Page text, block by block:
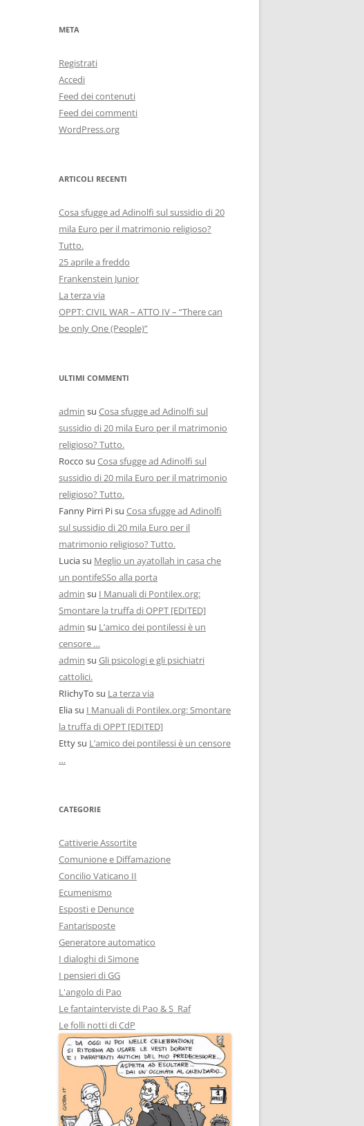
META
Registrati
Accedi
Feed dei contenuti
Feed dei commenti
WordPress.org
ARTICOLI RECENTI
Cosa sfugge ad Adinolfi sul sussidio di 20
mila Euro per il matrimonio religioso?
Tutto.
25 aprile a freddo
Frankenstein Junior
La terza via
OPPT: CIVIL WAR – ATTO IV – “There can
be only One (People)”
ULTIMI COMMENTI
admin su Cosa sfugge ad Adinolfi sul
sussidio di 20 mila Euro per il matrimonio
religioso? Tutto.
Rocco su Cosa sfugge ad Adinolfi sul
sussidio di 20 mila Euro per il matrimonio
religioso? Tutto.
Fanny Pirri Pisu Cosa sfugge ad Adinolfi
sul sussidio di 20 mila Euro per il
matrimonio religioso? Tutto.
Luciasu Meglio un ayatollah in casa che
un pontifeSSo alla porta
admin su I Manuali di Pontilex.org:
Smontare la truffa di OPPT [EDITED]
admin su L’amico dei pontilessi è un
censore …
admin su Gli psicologi e gli psichiatri
cattolici.
RIichyTo su La terza via
Eliasu I Manuali di Pontilex.org: Smontare
la truffa di OPPT [EDITED]
Ettysu L’amico dei pontilessi è un censore
…
CATEGORIE
Cattiverie Assortite
Comunione e Diffamazione
Concilio Vaticano II
Ecumenismo
Esposti e Denunce
Fantarisposte
Generatore automatico
I dialoghi di Simone
I pensieri di GG
L'angolo di Pao
Le fantainterviste di Pao & S_Raf
Le folli notti di CdP